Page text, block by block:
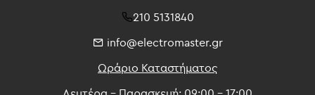
210 5131840
info@electromaster.gr
Ωράριο Καταστήματος